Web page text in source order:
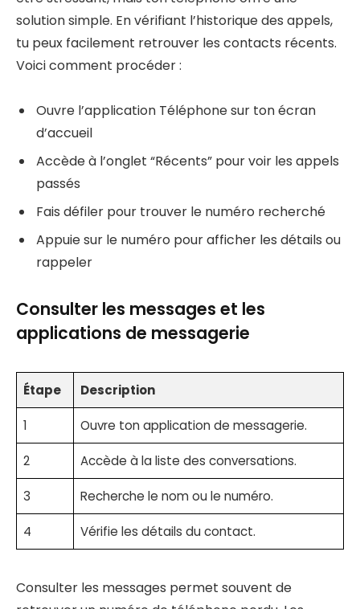
solution simple. En vérifiant l’historique des appels,
tu peux facilement retrouver les contacts récents.
Voici comment procéder :
Ouvre l’application Téléphone sur ton écran
d’accueil
Accède à l’onglet “Récents” pour voir les appels
passés
Fais défiler pour trouver le numéro recherché
Appuie sur le numéro pour afficher les détails ou
rappeler
Consulter les messages et les
applications de messagerie
Étape Description
1 Ouvre ton application de messagerie.
2 Accède à la liste des conversations.
3 Recherche le nom ou le numéro.
4 Vérifie les détails du contact.
Consulter les messages permet souvent de